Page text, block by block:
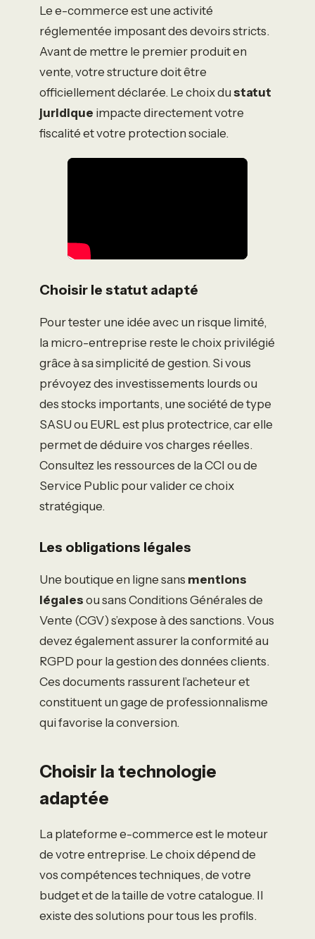
Le e-commerce est une activité
réglementée imposant des devoirs stricts.
Avant de mettre le premier produit en
vente, votre structure doit être
officiellement déclarée. Le choix du statut
juridique impacte directement votre
fiscalité et votre protection sociale.
Choisir le statut adapté
Pour tester une idée avec un risque limité,
la micro-entreprise reste le choix privilégié
grâce à sa simplicité de gestion. Si vous
prévoyez des investissements lourds ou
des stocks importants, une société de type
SASU ou EURL est plus protectrice, car elle
permet de déduire vos charges réelles.
Consultez les ressources de la CCI ou de
Service Public pour valider ce choix
stratégique.
Les obligations légales
Une boutique en ligne sans mentions
légales ou sans Conditions Générales de
Vente (CGV) s’expose à des sanctions. Vous
devez également assurer la conformité au
RGPD pour la gestion des données clients.
Ces documents rassurent l’acheteur et
constituent un gage de professionnalisme
qui favorise la conversion.
Choisir la technologie
adaptée
La plateforme e-commerce est le moteur
de votre entreprise. Le choix dépend de
vos compétences techniques, de votre
budget et de la taille de votre catalogue. Il
existe des solutions pour tous les profils.